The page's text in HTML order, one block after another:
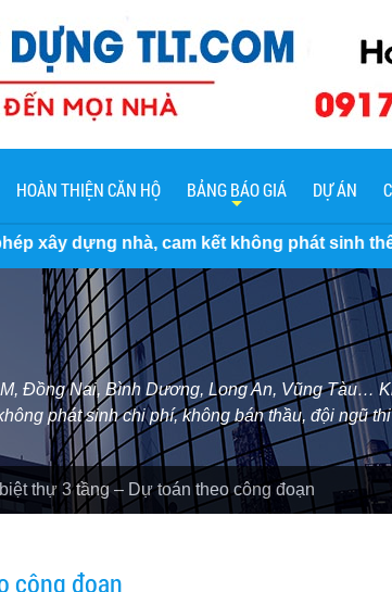
HOÀN THIỆN CĂN HỘ BẢNG BÁO GIÁ DỰ ÁN
không phát sinh thêm chi phí
Đồng Nai, Bình Dương, Long An, Vũng Tàu…
phát sinh chi phí, không bán thầu, đội ngũ
thự 3 tầng – Dự toán theo công đoạn
công đoạn